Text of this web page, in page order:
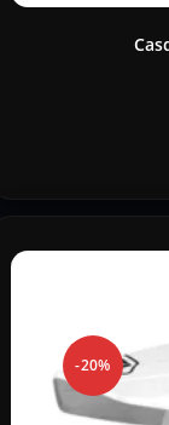
-20%